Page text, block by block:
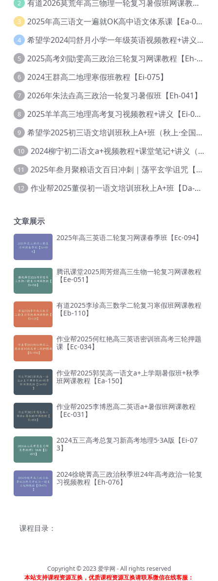
2 有道2026莫荒年高三物理一轮复习暑假班网课教程【Ef-044】
3 2025年高三语文一遍就OK高中语文体系课【Ea-028】
4 希望学2024闫舒月小学一年级英语视频教程+讲义【Cc-004】
5 2025高考刘勖雯高三政治三轮复习网课教程【Eh-061】
6 2024王群高二地理寒假班教程【Ei-075】
7 2026年朱法垚高三政治一轮复习暑假班【Eh-041】
8 2025羊羊高三地理高考复习视频教程+讲义【Ei-051】
9 希望学2025初三语文培训班秋上A+班（秋上·全国版·A+）【Da-031】
10 2024柳宁初二语文a+视频教程+课堂笔记+讲义（暑假班+秋季班）【Da-003】
11 2025年叁月聚粮语文百日冲刺｜荡平玄学诅咒【Ea-001】
12 作业帮2025董俣初一语文培训班秋上A+班【Da-038】
文章展示
2025年高三英语二轮复习网课春季班【Ec-094】
腾讯课堂2025周芳煜高三生物一轮复习网课教程
【Ee-051】
有道2025李珍高三数学二轮复习寒假班网课教程
【Eb-110】
作业帮2025何红艳高三英语密训班高考三轮押题
课【Ec-034】
作业帮2025郭笑高一语文a+上学期暑假班+秋季
班网课教程【Ea-150】
作业帮2025李博恩高二英语a+暑假班网课教程
【Ec-031】
2024五三高考总复习新高考地理5·3A版【Ei-07
3】
2024徐晓菁高三政治秋季班24年高考政治一轮复
习视频教程【Eh-076】
课程目录：
Copyright © 2023爱学网 - All rights reserved
本站支持课程资源互换，优质课程资源互换请联系微信在线客服：